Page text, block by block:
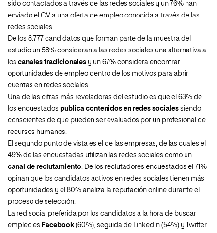
sido contactados a través de las redes sociales y un 76% han
enviado el CV a una oferta de empleo conocida a través de las
redes sociales.
De los 8.777 candidatos que forman parte de la muestra del
estudio un 58% consideran a las redes sociales una alternativa a
los canales tradicionales y un 67% considera encontrar
oportunidades de empleo dentro de los motivos para abrir
cuentas en redes sociales.
Una de las cifras más reveladoras del estudio es que el 63% de
los encuestados publica contenidos en redes sociales siendo
conscientes de que pueden ser evaluados por un profesional de
recursos humanos.
El segundo punto de vista es el de las empresas, de las cuales el
49% de las encuestadas utilizan las redes sociales como un
canal de reclutamiento. De los reclutadores encuestados el 71%
opinan que los candidatos activos en redes sociales tienen más
oportunidades y el 80% analiza la reputación online durante el
proceso de selección.
La red social preferida por los candidatos a la hora de buscar
empleo es Facebook (60%), seguida de LinkedIn (54%) y Twitter